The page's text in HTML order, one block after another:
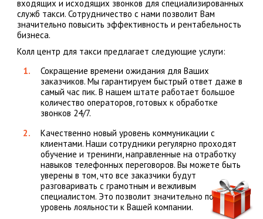
входящих и исходящих звонков для специализированных
служб такси. Сотрудничество с нами позволит Вам
значительно повысить эффективность и рентабельность
бизнеса.
Колл центр для такси предлагает следующие услуги:
Сокращение времени ожидания для Ваших
заказчиков. Мы гарантируем быстрый ответ даже в
самый час пик. В нашем штате работает большое
количество операторов, готовых к обработке
звонков 24/7.
Качественно новый уровень коммуникации с
клиентами. Наши сотрудники регулярно проходят
обучение и тренинги, направленные на отработку
навыков телефонных переговоров. Вы можете быть
уверены в том, что все заказчики будут
разговаривать с грамотным и вежливым
специалистом. Это позволит значительно повысить
уровень лояльности к Вашей компании.